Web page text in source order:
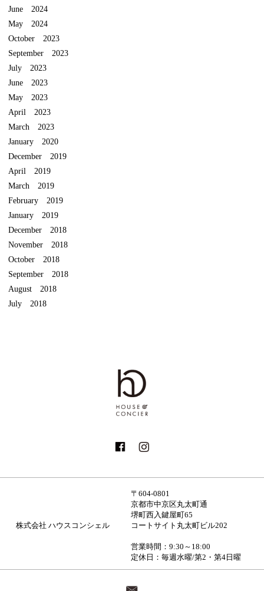
June 2024
May 2024
October 2023
September 2023
July 2023
June 2023
May 2023
April 2023
March 2023
January 2020
December 2019
April 2019
March 2019
February 2019
January 2019
December 2018
November 2018
October 2018
September 2018
August 2018
July 2018
株式会社 ハウスコンシェル
〒604-0801
京都市中京区丸太町通
堺町西入鍵屋町65
コートサイト丸太町ビル202
営業時間：9:30～18:00
定休日：毎週水曜/第2・第4日曜